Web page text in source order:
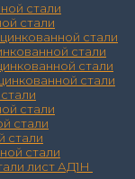
стали
стали
стали
стали
стали
стали
стали
стали
стали
стали
лист АД1Н